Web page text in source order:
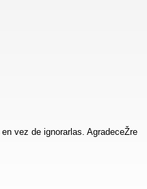
vez de ignorarlas. AgradeceŽre